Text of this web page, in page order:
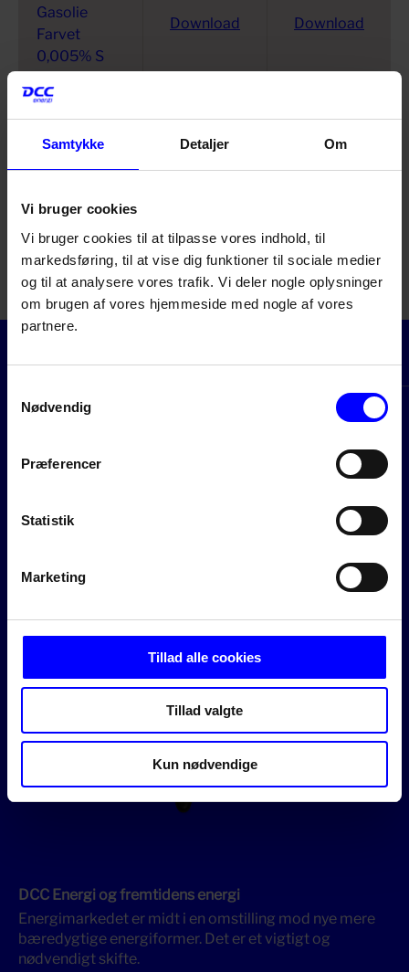
Samtykke Detaljer Om
Vi bruger cookies
Vi bruger cookies til at tilpasse vores indhold, til
markedsføring, til at vise dig funktioner til sociale medier
og til at analysere vores trafik. Vi deler nogle oplysninger
om brugen af vores hjemmeside med nogle af vores
partnere.
Nødvendig
Præferencer
Statistik
Marketing
Tillad alle cookies
Tillad valgte
Kun nødvendige
Gasolie
Farvet
0,005% S
Download Download
Marine Lubricants
You can find all GulfSea technical and safety
datasheets atgulf-marine.com
(On request safety datasheets available in Danish
language).
DCC Energi og fremtidens energi
Energimarkedet er midt i en omstilling mod nye mere
bæredygtige energiformer. Det er et vigtigt og
nødvendigt skifte.